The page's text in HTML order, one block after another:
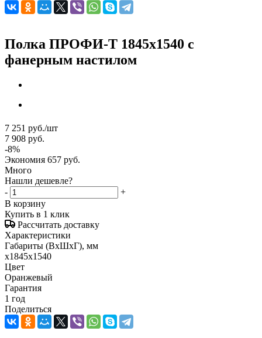
Полка ПРОФИ-Т 1845x1540 с
фанерным настилом
7 251 руб./шт
7 908 руб.
-8%
Экономия 657 руб.
Много
Нашли дешевле?
-
+
В корзину
Купить в 1 клик
Рассчитать доставку
Характеристики
Габариты (ВxШxГ), мм
x1845x1540
Цвет
Оранжевый
Гарантия
1 год
Поделиться